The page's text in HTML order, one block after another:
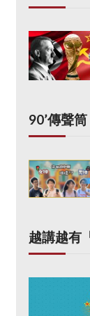
90’傳聲筒
越講越有